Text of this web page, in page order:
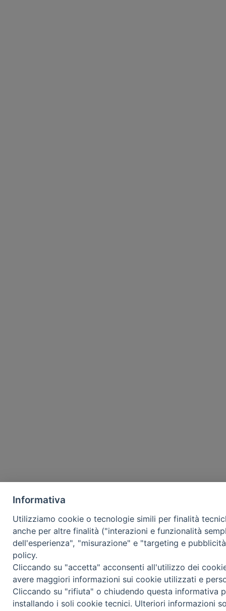
Informativa
Utilizziamo cookie o tecnologie simili per finalità
anche per altre finalità ("interazioni e funzionalità
dell'esperienza", "misurazione" e "targeting e
policy.
Cliccando su "accetta" acconsenti all'utilizzo dei
avere maggiori informazioni sui cookie utilizzati e
Cliccando su "rifiuta" o chiudendo questa informativa
installando i soli cookie tecnici. Ulteriori informazioni